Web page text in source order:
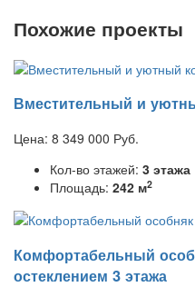
Похожие проекты
Вместительный и
Цена: 8 349 000 Руб.
Кол-во этажей: 3 этажа
Площадь: 242 м2
Комфортабельный
остеклением 3 этажа